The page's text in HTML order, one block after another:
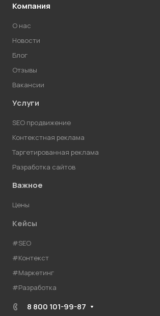
Компания
О нас
Новости
Блог
Отзывы
Вакансии
Услуги
SEO продвижение
Контекстная реклама
Таргетированная реклама
Разработка сайтов
Важное
Цены
Кейсы
#SEO
#Контекст
#Маркетинг
#Разработка
8 800 101-99-87